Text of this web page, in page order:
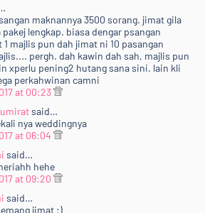
maknannya 3500 sorang. jimat gila
lengkap. biasa dengar psangan
majlis pun dah jimat ni 10 pasangan
pergh. dah kawin dah sah, majlis pun
xperlu pening2 hutang sana sini. lain kli
perkahwinan camni
at 00:23
said…
nya weddingnya
at 06:04
said…
hehe
at 09:20
said…
jimat :)